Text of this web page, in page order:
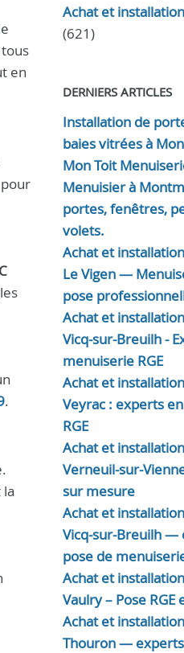
en
.
Achat et
(621)
DERNIERS ARTICLES
Installation de
baies vitrées à
Mon Toit
Menuisier à
portes, fenêtres,
volets.
Achat et
Le Vigen —
pose
Achat et
Vicq-sur-Breuilh -
menuiserie RGE
Achat et
Veyrac : experts
RGE
Achat et
Verneuil-sur-
sur mesure
Achat et
Vicq-sur-Breuilh —
pose de
Achat et
Vaulry – Pose
Achat et
Thouron —